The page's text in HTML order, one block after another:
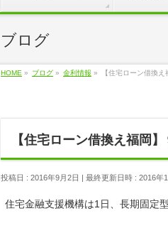
ブログ
HOME » ブログ » 金利情報 » 【住宅ローン借換
【住宅ローン借換え福岡
投稿日 : 2016年9月2日 最終更新日時 : 2016年
住宅金融支援機構は1日、長期固定